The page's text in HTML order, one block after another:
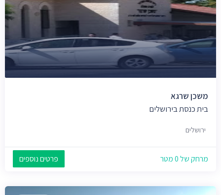
משכן שרגא
בית כנסת בירושלים
ירושלים
מרחק של 0 מטר פרטים נוספים